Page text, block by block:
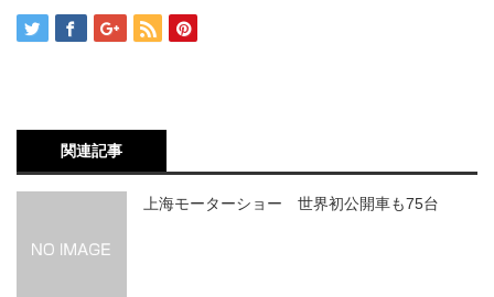
関連記事
上海モーターショー 世界初公開車も75台